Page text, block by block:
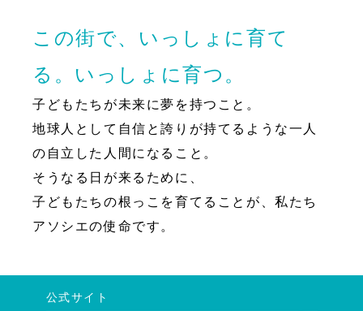
この街で、いっしょに育て
る。いっしょに育つ。
子どもたちが未来に夢を持つこと。
地球人として自信と誇りが持てるような一人
の自立した人間になること。
そうなる日が来るために、
子どもたちの根っこを育てることが、私たち
アソシエの使命です。
公式サイト